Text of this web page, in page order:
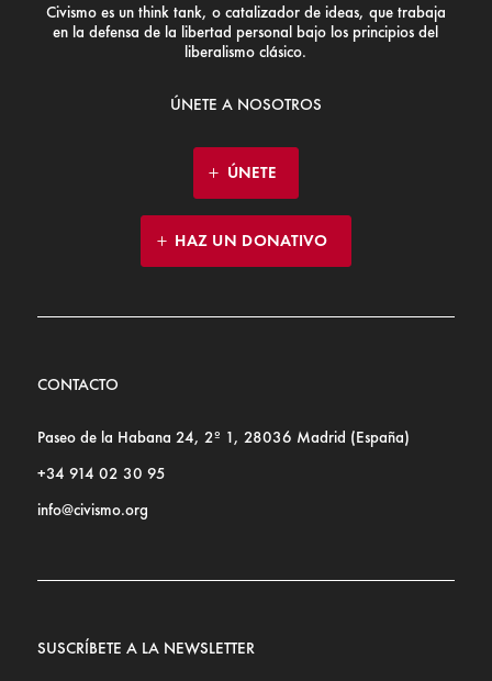
Civismo es un think tank, o catalizador de ideas, que trabaja
en la defensa de la libertad personal bajo los principios del
liberalismo clásico.
ÚNETE A NOSOTROS
ÚNETE
HAZ UN DONATIVO
CONTACTO
Paseo de la Habana 24, 2º 1, 28036 Madrid (España)
+34 914 02 30 95
info@civismo.org
SUSCRÍBETE A LA NEWSLETTER